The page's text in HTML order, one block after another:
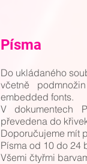
Písma
Do ukládaného
včetně
embedded fonts.
V dokumentech
převedena do
Doporučujeme mít
Písma od 10 do 24
Všemi čtyřmi